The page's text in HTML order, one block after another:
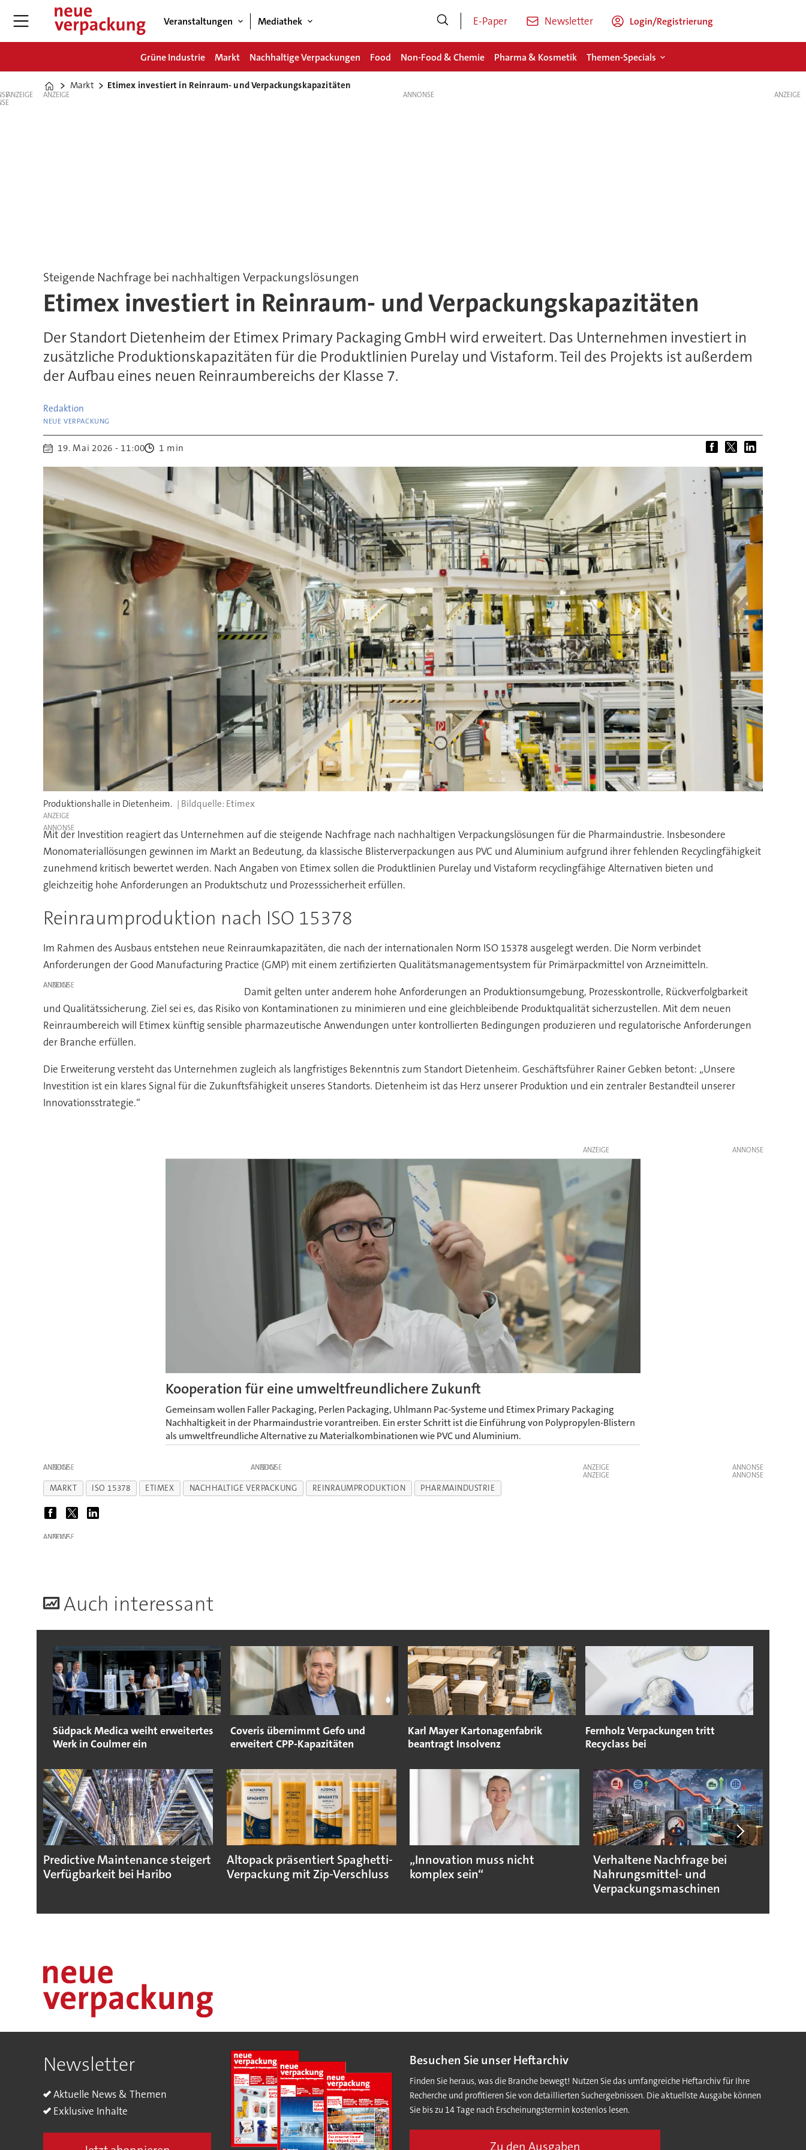
Veranstaltungen Mediathek E-Paper Newsletter Login/Registrierung
Grüne Industrie Markt Nachhaltige Verpackungen Food Non-Food & Chemie Pharma & Kosmetik Themen-Specials
Home
Markt Etimex investiert in Reinraum- und Verpackungskapazitäten
ANZEIGE ANZEIGE
Steigende Nachfrage bei nachhaltigen Verpackungslösungen
Etimex investiert in Reinraum- und Verpackungskapazitäten
Der Standort Dietenheim der Etimex Primary Packaging GmbH wird erweitert. Das Unternehmen investiert in
zusätzliche Produktionskapazitäten für die Produktlinien Purelay und Vistaform. Teil des Projekts ist außerdem
der Aufbau eines neuen Reinraumbereichs der Klasse 7.
Redaktion
NEUE VERPACKUNG
19. Mai 2026 - 11:00 1 min
Produktionshalle in Dietenheim. Etimex
ANZEIGE
Mit der Investition reagiert das Unternehmen auf die steigende Nachfrage nach nachhaltigen Verpackungslösungen für die Pharmaindustrie. Insbesondere
Monomateriallösungen gewinnen im Markt an Bedeutung, da klassische Blisterverpackungen aus PVC und Aluminium aufgrund ihrer fehlenden Recyclingfähigkeit
zunehmend kritisch bewertet werden. Nach Angaben von Etimex sollen die Produktlinien Purelay und Vistaform recyclingfähige Alternativen bieten und
gleichzeitig hohe Anforderungen an Produktschutz und Prozesssicherheit erfüllen.
Reinraumproduktion nach ISO 15378
Im Rahmen des Ausbaus entstehen neue Reinraumkapazitäten, die nach der internationalen Norm ISO 15378 ausgelegt werden. Die Norm verbindet
Anforderungen der Good Manufacturing Practice (GMP) mit einem zertifizierten Qualitätsmanagementsystem für Primärpackmittel von Arzneimitteln.
ANZEIGE
Damit gelten unter anderem hohe Anforderungen an Produktionsumgebung, Prozesskontrolle, Rückverfolgbarkeit
und Qualitätssicherung. Ziel sei es, das Risiko von Kontaminationen zu minimieren und eine gleichbleibende Produktqualität sicherzustellen. Mit dem neuen
Reinraumbereich will Etimex künftig sensible pharmazeutische Anwendungen unter kontrollierten Bedingungen produzieren und regulatorische Anforderungen
der Branche erfüllen.
Die Erweiterung versteht das Unternehmen zugleich als langfristiges Bekenntnis zum Standort Dietenheim. Geschäftsführer Rainer Gebken betont: „Unsere
Investition ist ein klares Signal für die Zukunftsfähigkeit unseres Standorts. Dietenheim ist das Herz unserer Produktion und ein zentraler Bestandteil unserer
Innovationsstrategie.“
ANZEIGE
Kooperation für eine umweltfreundlichere Zukunft
Gemeinsam wollen Faller Packaging, Perlen Packaging, Uhlmann Pac-Systeme und Etimex Primary Packaging
Nachhaltigkeit in der Pharmaindustrie vorantreiben. Ein erster Schritt ist die Einführung von Polypropylen-Blistern
als umweltfreundliche Alternative zu Materialkombinationen wie PVC und Aluminium.
ANZEIGE ANZEIGE
ANZEIGE
ANZEIGE
MARKT ISO 15378 ETIMEX NACHHALTIGE VERPACKUNG REINRAUMPRODUKTION PHARMAINDUSTRIE
ANZEIGE
Auch interessant
Südpack Medica weiht erweitertes
Werk in Coulmer ein
Coveris übernimmt Gefo und
erweitert CPP-Kapazitäten
Karl Mayer Kartonagenfabrik
beantragt Insolvenz
Fernholz Verpackungen tritt
Recyclass bei
Predictive Maintenance steigert
Verfügbarkeit bei Haribo
Altopack präsentiert Spaghetti-
Verpackung mit Zip-Verschluss
„Innovation muss nicht
komplex sein“
Verhaltene Nachfrage bei
Nahrungsmittel- und
Verpackungsmaschinen
ANZEIGE
Newsletter
Aktuelle News & Themen
Exklusive Inhalte
Besuchen Sie unser Heftarchiv
Finden Sie heraus, was die Branche bewegt! Nutzen Sie das umfangreiche Heftarchiv für Ihre
Recherche und profitieren Sie von detaillierten Suchergebnissen. Die aktuellste Ausgabe können
Sie bis zu 14 Tage nach Erscheinungstermin kostenlos lesen.
Zu den Ausgaben